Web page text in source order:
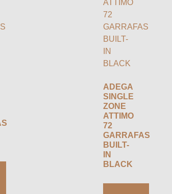
ADEGA
SINGLE
ZONE
ATTIMO
72
GARRAFAS
BUILT-
IN
BLACK